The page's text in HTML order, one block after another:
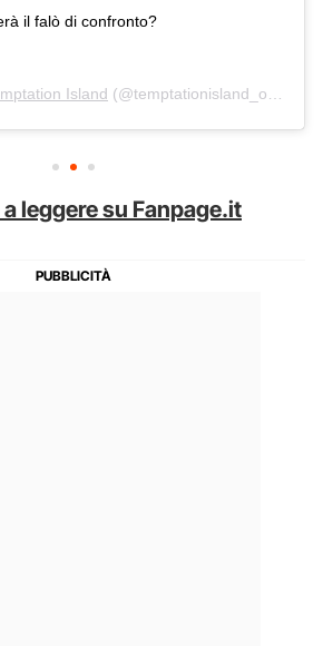
il falò di confronto?
Island (@temptationisland_official) on
leggere su Fanpage.it